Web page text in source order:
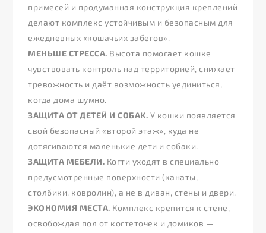
примесей и продуманная конструкция креплений
делают комплекс устойчивым и безопасным для
ежедневных «кошачьих забегов».
МЕНЬШЕ СТРЕССА. Высота помогает кошке
чувствовать контроль над территорией, снижает
тревожность и даёт возможность уединиться,
когда дома шумно.
ЗАЩИТА ОТ ДЕТЕЙ И СОБАК. У кошки появляется
свой безопасный «второй этаж», куда не
дотягиваются маленькие дети и собаки.
ЗАЩИТА МЕБЕЛИ. Когти уходят в специально
предусмотренные поверхности (канаты,
столбики, ковролин), а не в диван, стены и двери.
ЭКОНОМИЯ МЕСТА. Комплекс крепится к стене,
освобождая пол от когтеточек и домиков —